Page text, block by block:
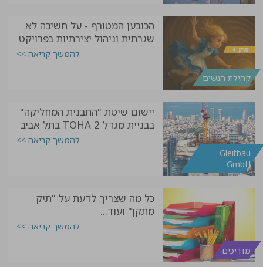
קהילת הנשים
הכובען המטורף - על חשיבה לא
שגרתית וניהול יצירתיות בפרויקט
להמשך קריאה >>
Gleitbau
GmbH
יישום שיטת "התבנית המחליקה"
בבניית מגדל TOHA 2 בתל אביב
להמשך קריאה >>
מדריכים
כל מה שצריך לדעת על "תיק
מתקן" ועוד...
להמשך קריאה >>